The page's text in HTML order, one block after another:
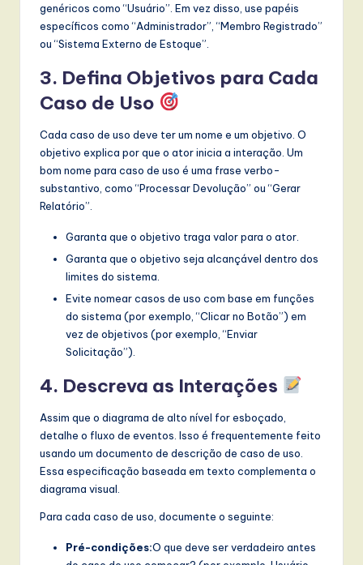
genéricos como “Usuário”. Em vez disso, use papéis
específicos como “Administrador”, “Membro Registrado”
ou “Sistema Externo de Estoque”.
3. Defina Objetivos para Cada
Caso de Uso
Cada caso de uso deve ter um nome e um objetivo. O
objetivo explica por que o ator inicia a interação. Um
bom nome para caso de uso é uma frase verbo-
substantivo, como “Processar Devolução” ou “Gerar
Relatório”.
Garanta que o objetivo traga valor para o ator.
Garanta que o objetivo seja alcançável dentro dos
limites do sistema.
Evite nomear casos de uso com base em funções
do sistema (por exemplo, “Clicar no Botão”) em
vez de objetivos (por exemplo, “Enviar
Solicitação”).
4. Descreva as Interações
Assim que o diagrama de alto nível for esboçado,
detalhe o fluxo de eventos. Isso é frequentemente feito
usando um documento de descrição de caso de uso.
Essa especificação baseada em texto complementa o
diagrama visual.
Para cada caso de uso, documente o seguinte:
Pré-condições:O que deve ser verdadeiro antes